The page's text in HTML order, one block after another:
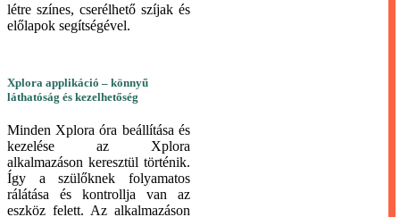
létre színes, cserélhető szíjak és
előlapok segítségével.
Xplora applikáció – könnyű
láthatóság és kezelhetőség
Minden Xplora óra beállítása és
kezelése az Xplora
alkalmazáson keresztül történik.
Így a szülőknek folyamatos
rálátása és kontrollja van az
eszköz felett. Az alkalmazáson